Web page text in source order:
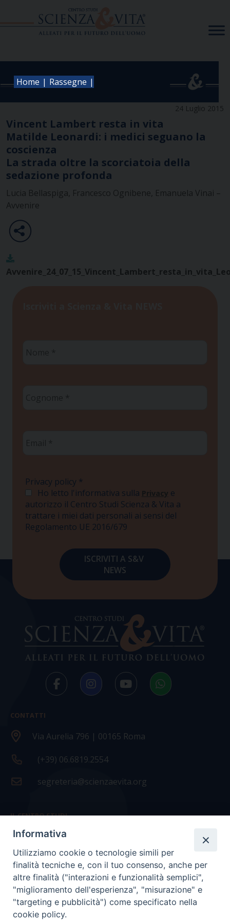
Home | Rassegne |
24 Luglio 2015
Vincent Lambert resta in vita
Matilde Leonardi: i medici seguano la
coscienza
La strada oltre la scorciatoia della
sedazione profonda
Lucia Bellaspiga, Francesco Ognibene, Emanuela Vinai –
Avvenire
Privacy policy *
Ho letto l'informativa sulla Privacy e
autorizzo il Centro Studi Scienza & Vita a
trattare i miei dati personali ai sensi del
Regolamento UE 2016/679
CONTATTI
Via Aurelia 796 | 00165 Roma
(+39) 06.6819.2554
segreteria@scienzaevita.org
IL CENTRO STUDI
La nostra storia
Statuto
Presidenza e ufficio presidenza
Consiglio scientifico
Coordinamento nazionale
Informativa
Utilizziamo cookie o tecnologie simili per
finalità tecniche e, con il tuo consenso, anche per
altre finalità ("interazioni e funzionalità semplici",
"miglioramento dell'esperienza", "misurazione" e
"targeting e pubblicità") come specificato nella
cookie policy.